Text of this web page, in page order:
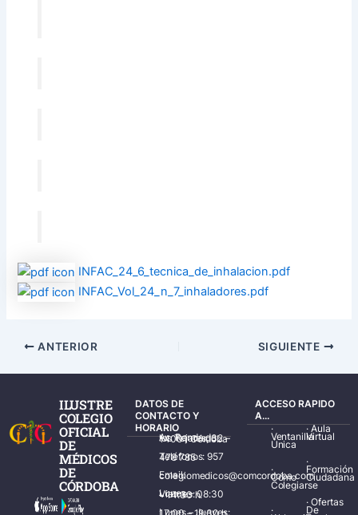
INFAC_24_6_tecnica_de_inhalacion.pdf
INFAC_Vol_24_n_7_inhaladores.pdf
ANTERIOR SIGUIENTE
ILUSTRE
COLEGIO
OFICIAL
DE
MÉDICOS
DE
CÓRDOBA
DATOS DE
CONTACTO Y
HORARIO
Av. Ronda de los Tejares, 32 – 14001 Córdoba
Teléfonos: 957 478 785
Email: colegiomedicos@comcordoba.com
Lunes – Viernes: 08:30 – 14:30 h.
ACCESO RAPIDO
A...
·
Ventanilla
Única
·
Cómo
Colegiarse
·
·Aula
Virtual
·
Formación
Ciudadana
·Ofertas
De